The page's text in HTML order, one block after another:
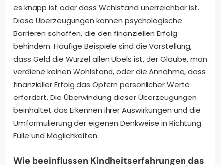
es knapp ist oder dass Wohlstand unerreichbar ist.
Diese Überzeugungen können psychologische
Barrieren schaffen, die den finanziellen Erfolg
behindern. Häufige Beispiele sind die Vorstellung,
dass Geld die Wurzel allen Übels ist, der Glaube, man
verdiene keinen Wohlstand, oder die Annahme, dass
finanzieller Erfolg das Opfern persönlicher Werte
erfordert. Die Überwindung dieser Überzeugungen
beinhaltet das Erkennen ihrer Auswirkungen und die
Umformulierung der eigenen Denkweise in Richtung
Fülle und Möglichkeiten.
Wie beeinflussen Kindheitserfahrungen das